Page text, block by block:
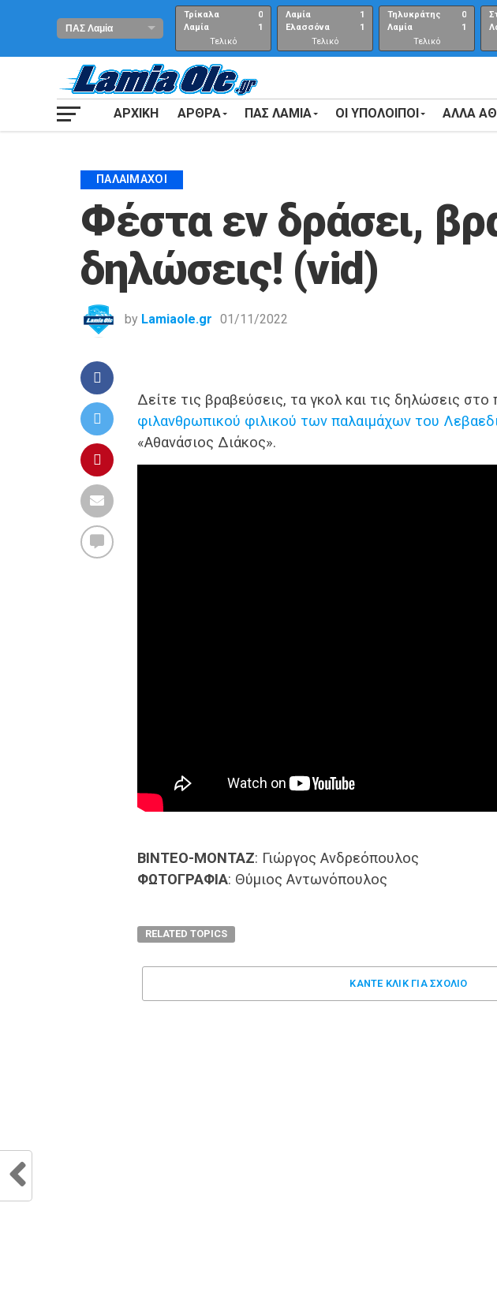
Τρίκαλα
Λαμία
0
1
Τελικό
αποτέλεσμα
Λαμία
Ελασσόνα
1
1
Τελικό
Αποτέλεσμα
Τηλυκράτης
Λαμία
0
1
Τελικό
αποτέλεσμα
ΑΡΧΙΚΗ ΑΡΘΡΑ ΠΑΣ ΛΑΜΙΑ ΟΙ ΥΠΟΛΟΙΠΟΙ ΑΛΛΑ
ΠΑΛΑΊΜΑΧΟΙ
Φέστα εν δράσει,
δηλώσεις! (vid)
by Lamiaole.gr 01/11/2022
Δείτε τις βραβεύσεις, τα γκολ και τις δηλώσεις στο
φιλανθρωπικού φιλικού των παλαιμάχων του
«Αθανάσιος Διάκος».
ΒΙΝΤΕΟ-ΜΟΝΤΑΖ: Γιώργος Ανδρεόπουλος
ΦΩΤΟΓΡΑΦΙΑ: Θύμιος Αντωνόπουλος
RELATED TOPICS
ΚΑΝΤΕ ΚΛΊΚ ΓΙΑ ΣΧΌΛΙΟ